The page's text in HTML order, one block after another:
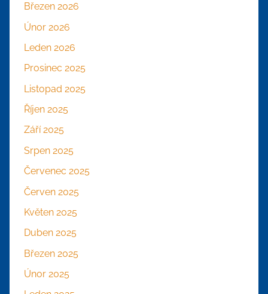
Březen 2026
Únor 2026
Leden 2026
Prosinec 2025
Listopad 2025
Říjen 2025
Září 2025
Srpen 2025
Červenec 2025
Červen 2025
Květen 2025
Duben 2025
Březen 2025
Únor 2025